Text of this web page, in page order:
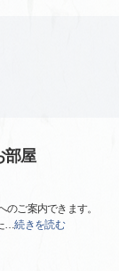
部屋
ご案内できます。
…続きを読む